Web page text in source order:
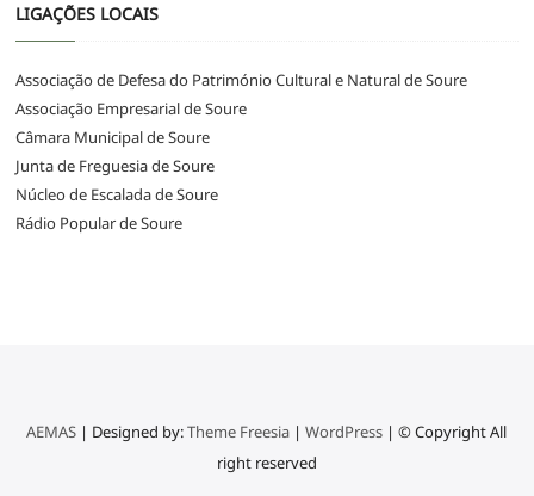
LIGAÇÕES LOCAIS
Associação de Defesa do Património Cultural e Natural de Soure
Associação Empresarial de Soure
Câmara Municipal de Soure
Junta de Freguesia de Soure
Núcleo de Escalada de Soure
Rádio Popular de Soure
AEMAS | Designed by:Theme Freesia |WordPress | © Copyright All
right reserved